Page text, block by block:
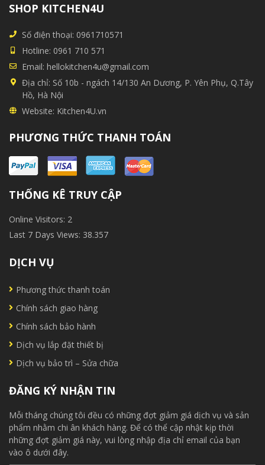
SHOP KITCHEN4U
Số điện thoại: 0961710571
Hotline: 0961 710 571
Email: hellokitchen4u@gmail.com
Địa chỉ: Số 10b - ngách 14/130 An Dương, P. Yên Phụ, Q.Tây
Hồ, Hà Nội
Website: Kitchen4U.vn
PHƯƠNG THỨC THANH TOÁN
THỐNG KÊ TRUY CẬP
Online Visitors: 2
Last 7 Days Views: 38.357
DỊCH VỤ
Phương thức thanh toán
Chính sách giao hàng
Chính sách bảo hành
Dịch vụ lắp đặt thiết bị
Dịch vụ bảo trì – Sửa chữa
ĐĂNG KÝ NHẬN TIN
Mỗi tháng chúng tôi đều có những đợt giảm giá dịch vụ và sản
phẩm nhằm chi ân khách hàng. Để có thể cập nhật kịp thời
những đợt giảm giá này, vui lòng nhập địa chỉ email của bạn
vào ô dưới đây.